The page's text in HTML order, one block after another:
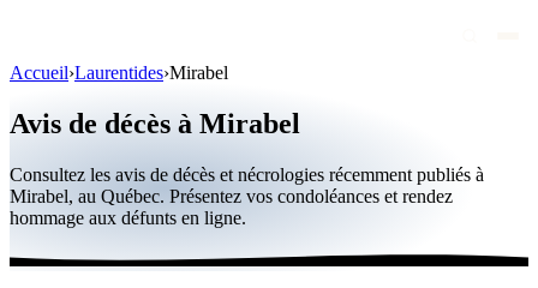
Personnalités publiques
Québec
Canada
International
Accueil›Laurentides›Mirabel
Avis de décès à Mirabel
Consultez les avis de décès et nécrologies récemment publiés à
Mirabel, au Québec. Présentez vos condoléances et rendez
hommage aux défunts en ligne.